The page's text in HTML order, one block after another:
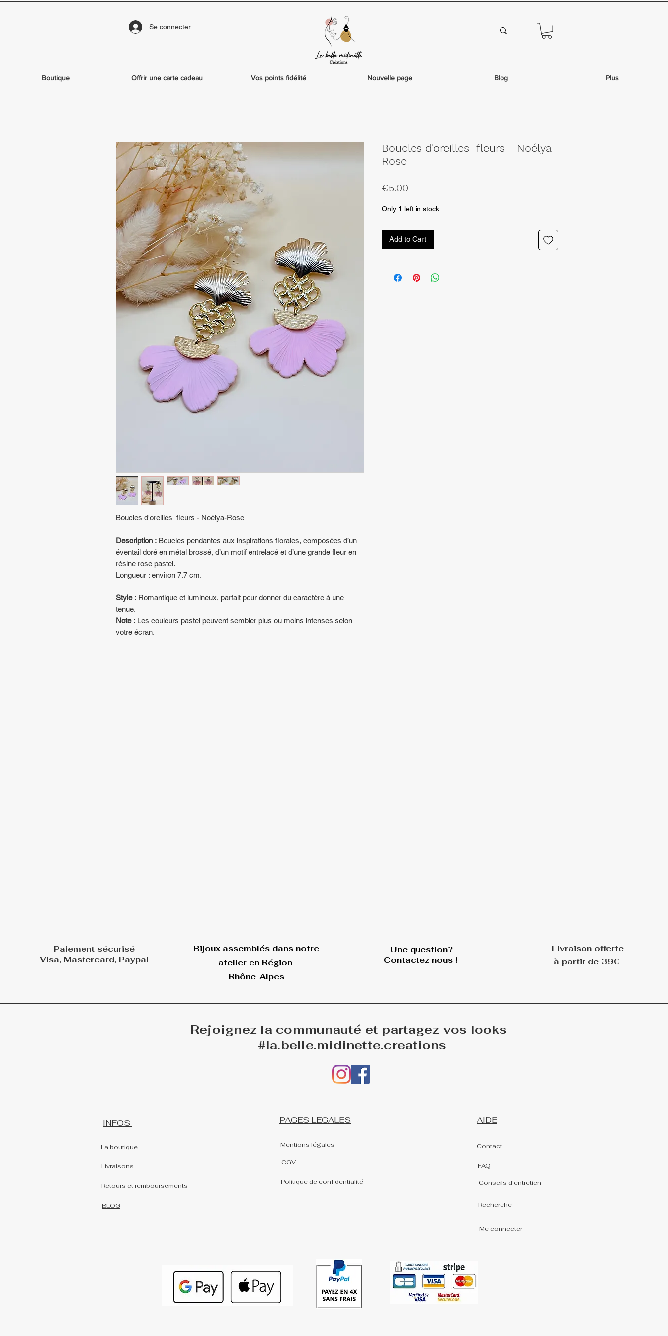
Se connecter
Boutique Offrir une carte cadeau Vos points fidélité Nouvelle page Blog Plus
Boucles d'oreilles fleurs - Noélya-Rose
Description : Boucles pendantes aux inspirations florales, composées d’un
éventail doré en métal brossé, d’un motif entrelacé et d’une grande fleur en
résine rose pastel.
Longueur : environ 7.7 cm.
Style : Romantique et lumineux, parfait pour donner du caractère à une
tenue.
Note : Les couleurs pastel peuvent sembler plus ou moins intenses selon
votre écran.
Boucles d'oreilles fleurs - Noélya-
Rose
€5.00
Only 1 left in stock
Add to Cart
Paiement sécurisé
Visa, Mastercard, Paypal
Bijoux assemblés dans notre
atelier en Région
Rhône-Alpes
Une question?
Contactez nous !
Livraison offerte
à partir de 39€
Rejoignez la communauté et partagez vos looks
#la.belle.midinette.creations
INFOS
La boutique
Livraisons
Retours et remboursements
BLOG
PAGES LEGALES
Mentions légales
CGV
Politique de confidentialité
AIDE
Contact
FAQ
Conseils d'entretien
Recherche
Me connecter